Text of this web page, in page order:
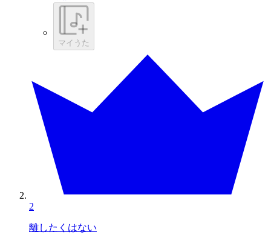
マイうた
2
離したくはない